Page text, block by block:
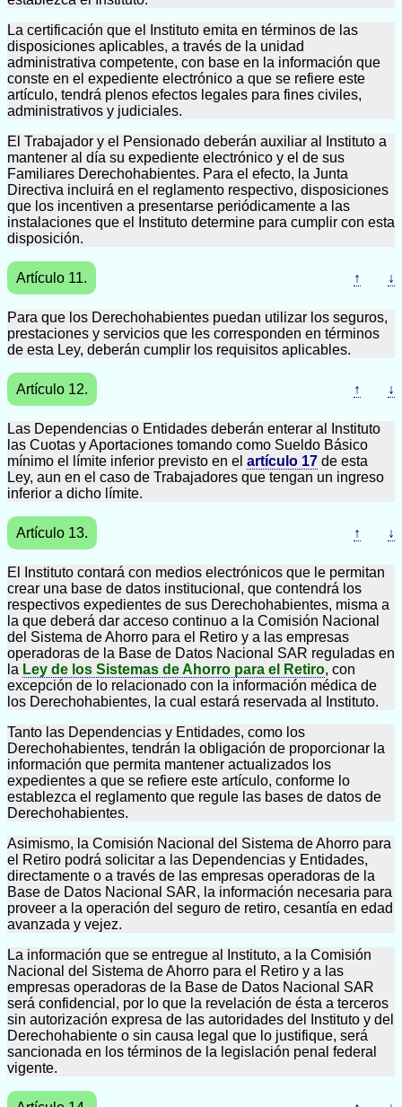
La certificación que el Instituto emita en términos de las
disposiciones aplicables, a través de la unidad
administrativa competente, con base en la información que
conste en el expediente electrónico a que se refiere este
artículo, tendrá plenos efectos legales para fines civiles,
administrativos y judiciales.
El Trabajador y el Pensionado deberán auxiliar al Instituto a
mantener al día su expediente electrónico y el de sus
Familiares Derechohabientes. Para el efecto, la Junta
Directiva incluirá en el reglamento respectivo, disposiciones
que los incentiven a presentarse periódicamente a las
instalaciones que el Instituto determine para cumplir con esta
disposición.
Artículo 11. ↑ ↓
Para que los Derechohabientes puedan utilizar los seguros,
prestaciones y servicios que les corresponden en términos
de esta Ley, deberán cumplir los requisitos aplicables.
Artículo 12. ↑ ↓
Las Dependencias o Entidades deberán enterar al Instituto
las Cuotas y Aportaciones tomando como Sueldo Básico
mínimo el límite inferior previsto en el artículo 17 de esta
Ley, aun en el caso de Trabajadores que tengan un ingreso
inferior a dicho límite.
Artículo 13. ↑ ↓
El Instituto contará con medios electrónicos que le permitan
crear una base de datos institucional, que contendrá los
respectivos expedientes de sus Derechohabientes, misma a
la que deberá dar acceso continuo a la Comisión Nacional
del Sistema de Ahorro para el Retiro y a las empresas
operadoras de la Base de Datos Nacional SAR reguladas en
la Ley de los Sistemas de Ahorro para el Retiro, con
excepción de lo relacionado con la información médica de
los Derechohabientes, la cual estará reservada al Instituto.
Tanto las Dependencias y Entidades, como los
Derechohabientes, tendrán la obligación de proporcionar la
información que permita mantener actualizados los
expedientes a que se refiere este artículo, conforme lo
establezca el reglamento que regule las bases de datos de
Derechohabientes.
Asimismo, la Comisión Nacional del Sistema de Ahorro para
el Retiro podrá solicitar a las Dependencias y Entidades,
directamente o a través de las empresas operadoras de la
Base de Datos Nacional SAR, la información necesaria para
proveer a la operación del seguro de retiro, cesantía en edad
avanzada y vejez.
La información que se entregue al Instituto, a la Comisión
Nacional del Sistema de Ahorro para el Retiro y a las
empresas operadoras de la Base de Datos Nacional SAR
será confidencial, por lo que la revelación de ésta a terceros
sin autorización expresa de las autoridades del Instituto y del
Derechohabiente o sin causa legal que lo justifique, será
sancionada en los términos de la legislación penal federal
vigente.